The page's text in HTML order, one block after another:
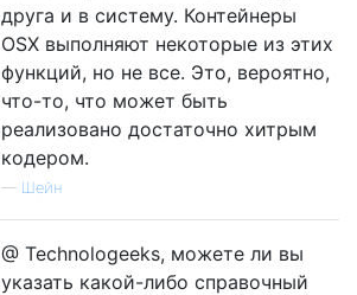
друга и в систему. Контейнеры
OSX выполняют некоторые из этих
функций, но не все. Это, вероятно,
что-то, что может быть
реализовано достаточно хитрым
кодером.
— Шейн
@ Technologeeks, можете ли вы
указать какой-либо справочный